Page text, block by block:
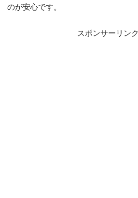
のが安心です。
スポンサーリンク